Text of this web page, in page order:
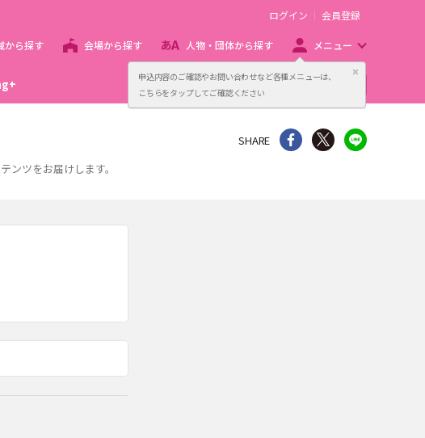
申込内容のご確認やお問い合わせなど各種メニューは、
こちらをタップしてご確認ください
閉じる
ログイン 会員登録
から探す 会場から探す 人物・団体から探す メニュー
主催者向け販売サービス
ンツをお届けします。
SHARE シェア Twitter